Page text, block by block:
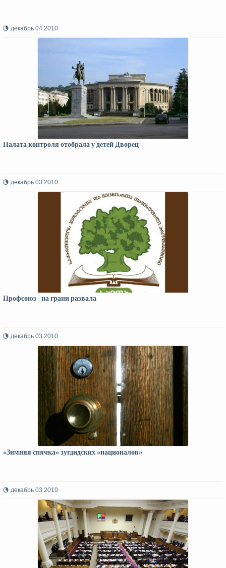
декабрь 04 2010
Палата контроля отобрала у детей Дворец
декабрь 03 2010
Профсоюз - на грани развала
декабрь 03 2010
«Зимняя спячка» зугдидских «националов»
декабрь 03 2010